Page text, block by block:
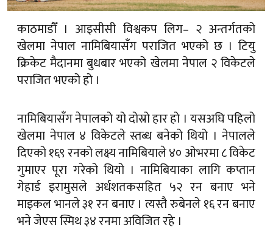
काठमाडौँ । आइसीसी विश्वकप लिग– २ अन्तर्गतको
खेलमा नेपाल नामिबियासँग पराजित भएको छ । टियु
क्रिकेट मैदानमा बुधबार भएको खेलमा नेपाल २ विकेटले
पराजित भएको हो ।
नामिबियासँग नेपालको यो दोस्रो हार हो । यसअघि पहिलो
खेलमा नेपाल ४ विकेटले स्तब्ध बनेको थियो । नेपालले
दिएको १६९ रनको लक्ष्य नामिबियाले ४० ओभरमा ८ विकेट
गुमाएर पूरा गरेको थियो । नामिबियाका लागि कप्तान
गेहार्ड इरामुसले अर्धशतकसहित ५२ रन बनाए भने
माइकल भानले ३१ रन बनाए । त्यस्तै रुबेनले १६ रन बनाए
भने जेएस स्मिथ ३४ रनमा अविजित रहे ।